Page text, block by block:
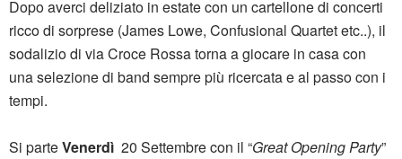
Dopo averci deliziato in estate con un cartellone di concerti
ricco di sorprese (James Lowe, Confusional Quartet etc..), il
sodalizio di via Croce Rossa torna a giocare in casa con
una selezione di band sempre più ricercata e al passo con i
tempi.
Si parteVenerdì 20 Settembre con il “Great Opening Party”